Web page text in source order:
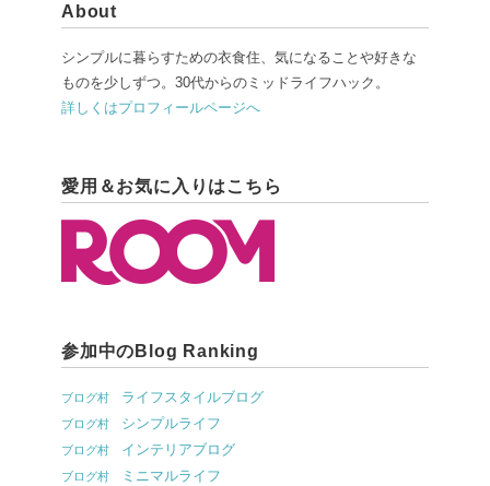
About
シンプルに暮らすための衣食住、気になることや好きな
ものを少しずつ。30代からのミッドライフハック。
詳しくはプロフィールページへ
愛用＆お気に入りはこちら
参加中のBlog Ranking
ブログ村 ライフスタイルブログ
ブログ村 シンプルライフ
ブログ村 インテリアブログ
ブログ村 ミニマルライフ